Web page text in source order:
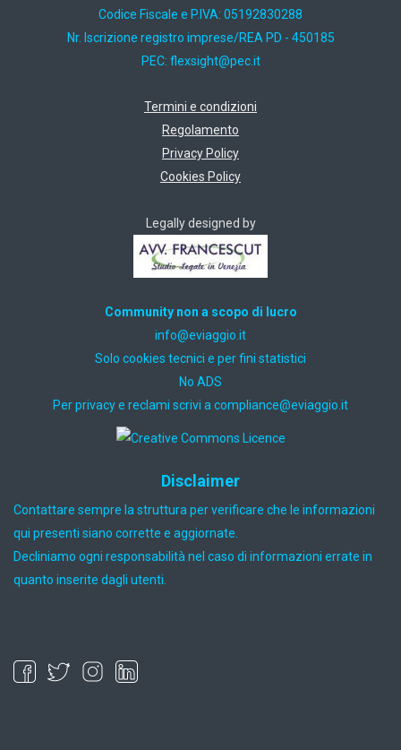
Codice Fiscale e P.IVA: 05192830288
Nr. Iscrizione registro imprese/REA PD - 450185
PEC: ti.cep@thgisxelf
Termini e condizioni
Regolamento
Privacy Policy
Cookies Policy
Legally designed by
Community non a scopo di lucro
ti.oiggaive@ofni
Solo cookies tecnici e per fini statistici
No ADS
Per privacy e reclami scrivi a ti.oiggaive@ecnailpmoc
Disclaimer
Contattare sempre la struttura per verificare che le informazioni
qui presenti siano corrette e aggiornate.
Decliniamo ogni responsabilità nel caso di informazioni errate in
quanto inserite dagli utenti.